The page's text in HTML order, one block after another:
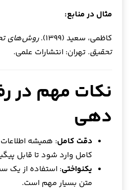
مثال در منابع:
کاظمی، سعید (۱۳۹۹).
روش‌های
تحقیق. تهران: انتشارات علمی.
نکات مهم در
دهی
دقت کامل: همیشه
کامل وارد شود تا قابل
یکنواختی: استفاده از
متن بسیار مهم است.